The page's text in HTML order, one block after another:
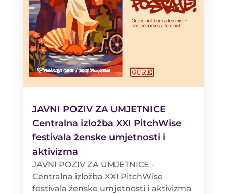
JAVNI POZIV ZA UMJETNICE
Centralna izložba XXI PitchWise
festivala ženske umjetnosti i
aktivizma
JAVNI POZIV ZA UMJETNICE -
Centralna izložba XXI PitchWise
festivala ženske umjetnosti i aktivizma